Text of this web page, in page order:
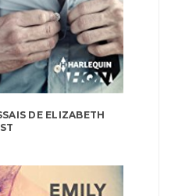
DE ELIZABETH